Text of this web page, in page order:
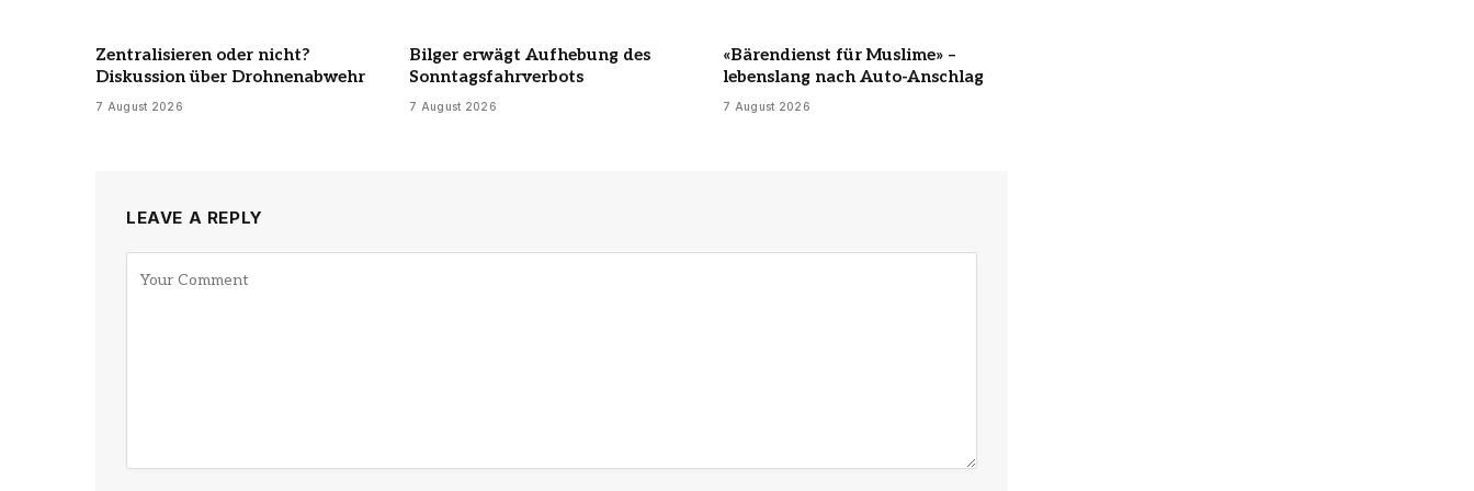
Zentralisieren oder nicht?
Diskussion über Drohnenabwehr
7 August 2026
Bilger erwägt Aufhebung des
Sonntagsfahrverbots
7 August 2026
«Bärendienst für Muslime» –
lebenslang nach Auto-Anschlag
7 August 2026
LEAVE A REPLY